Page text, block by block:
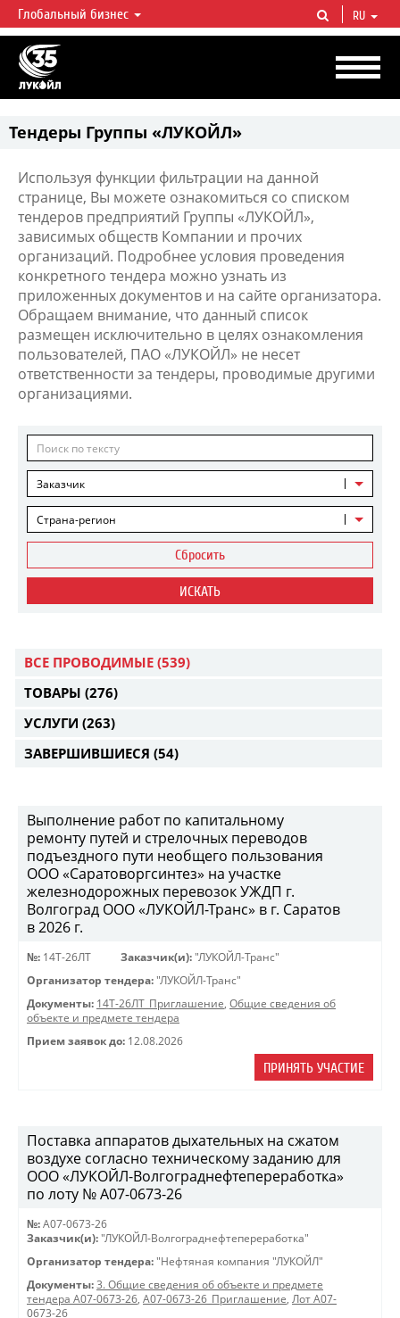
ЛУКОЙЛ СЕГОДНЯ
ЛУКОЙЛ — одна из крупнейших вертикально интегрированных
нефтегазовых компаний в мире, на долю которой приходится более 2%
мировой добычи нефти и около 1% доказанных запасов углеводородов.
Глобальный бизнес RU
Тендеры Группы «ЛУКОЙЛ»
Используя функции фильтрации на данной
странице, Вы можете ознакомиться со списком
тендеров предприятий Группы «ЛУКОЙЛ»,
зависимых обществ Компании и прочих
организаций. Подробнее условия проведения
конкретного тендера можно узнать из
приложенных документов и на сайте организатора.
Обращаем внимание, что данный список
размещен исключительно в целях ознакомления
пользователей, ПАО «ЛУКОЙЛ» не несет
ответственности за тендеры, проводимые другими
организациями.
Заказчик
Страна-регион
Сбросить
ИСКАТЬ
ВСЕ ПРОВОДИМЫЕ (539)
ТОВАРЫ (276)
УСЛУГИ (263)
ЗАВЕРШИВШИЕСЯ (54)
Выполнение работ по капитальному
ремонту путей и стрелочных переводов
подъездного пути необщего пользования
ООО «Саратоворгсинтез» на участке
железнодорожных перевозок УЖДП г.
Волгоград ООО «ЛУКОЙЛ-Транс» в г. Саратов
в 2026 г.
№: 14Т-26ЛТ Заказчик(и): "ЛУКОЙЛ-Транс"
Организатор тендера: "ЛУКОЙЛ-Транс"
Документы: 14Т-26ЛТ_Приглашение, Общие сведения об
объекте и предмете тендера
Прием заявок до: 12.08.2026
ПРИНЯТЬ УЧАСТИЕ
Поставка аппаратов дыхательных на сжатом
воздухе согласно техническому заданию для
ООО «ЛУКОЙЛ-Волгограднефтепереработка»
по лоту № A07-0673-26
№: A07-0673-26
Заказчик(и): "ЛУКОЙЛ-Волгограднефтепереработка"
Организатор тендера: "Нефтяная компания "ЛУКОЙЛ"
Документы: 3. Общие сведения об объекте и предмете
тендера A07-0673-26, A07-0673-26_Приглашение, Лот A07-
0673-26